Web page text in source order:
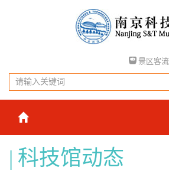
景区客
科技馆动态